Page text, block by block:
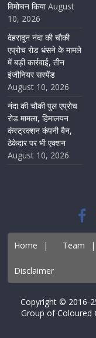
विमोचन किया August
10, 2026
देहरादून नंदा की चौकी
एप्रोच रोड धंसने के मामले
में बड़ी कार्रवाई, तीन
इंजीनियर सस्पेंड
August 10, 2026
नंदा की चौकी पुल एप्रोच
रोड मामला, हिमालयन
कंस्ट्रक्शन कंपनी बैन,
ठेकेदार पर भी एक्शन
August 10, 2026
Home | Team |
Disclaimer
Copyright ©
Group of Coloured